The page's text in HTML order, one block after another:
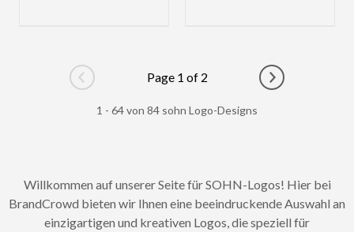
Go to previous page
Page 1 of 2
Go to next
1 - 64 von 84 sohn Logo-Designs
Willkommen auf unserer Seite für SOHN-Logos! Hier bei
BrandCrowd bieten wir Ihnen eine beeindruckende Auswahl an
einzigartigen und kreativen Logos, die speziell für